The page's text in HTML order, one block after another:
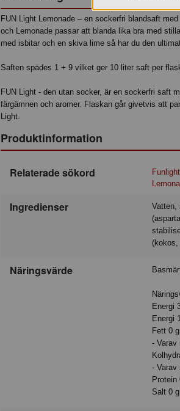
FUN Light Lemonade – en sockerfri blandsaft
och Lemonade passar att blanda lika bra med
med isbitar och en skiva lime så har du den
Saften spädes 1 + 9 vilket ger 10 liter saft per
FUN Light - den utan socker, är en sockerfri saft
färgämnen och aromer. Flaskan går givetvis att
Light.
Produktinformation
Relaterade sökord Funlight
Ingredienser
Vatten, surhetsreglerande medel (äppelsyra, natriumcitrat), sötningsmedel
(kokos,
Näringsvärde
Energi
Energi
Fett 0 g
- Varav
- Varav
Protein
Salt 0 g